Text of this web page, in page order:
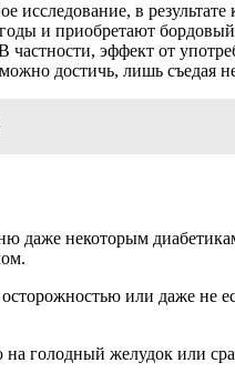
в
и приобретают
частности, эффект от
достичь, лишь съедая
даже некоторым
или даже не
голодный желудок или